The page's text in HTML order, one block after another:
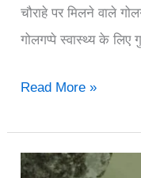
चौराहे पर मिलने वाले
गोलगप्पे स्वास्थ्य के लिए
पानीपूरी
7
Read More »